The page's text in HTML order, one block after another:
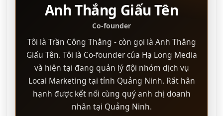
Anh Thắng Giấu Tên
Co-founder
Tôi là Trần Công Thắng - còn gọi là Anh Thắng
Giấu Tên. Tôi là Co-founder của Hạ Long Media
và hiện tại đang quản lý đội nhóm dịch vụ
Local Marketing tại tỉnh Quảng Ninh. Rất hân
hạnh được kết nối cùng quý anh chị doanh
nhân tại Quảng Ninh.